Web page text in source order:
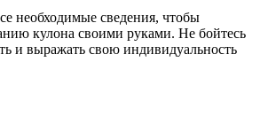
необходимые сведения, чтобы
кулона своими руками. Не бойтесь
и выражать свою индивидуальность